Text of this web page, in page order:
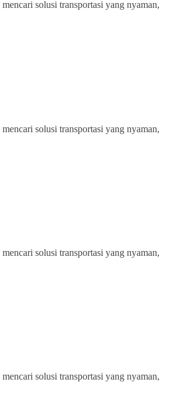
solusi transportasi yang nyaman,
solusi transportasi yang nyaman,
solusi transportasi yang nyaman,
solusi transportasi yang nyaman,